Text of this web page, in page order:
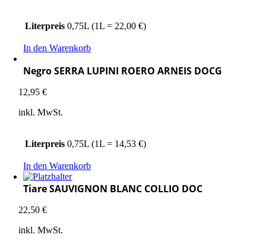
Literpreis 0,75L (1L = 22,00 €)
In den Warenkorb
Negro SERRA LUPINI ROERO ARNEIS DOCG
12,95€
inkl. MwSt.
Literpreis 0,75L (1L = 14,53 €)
In den Warenkorb
Tiare SAUVIGNON BLANC COLLIO DOC
22,50€
inkl. MwSt.